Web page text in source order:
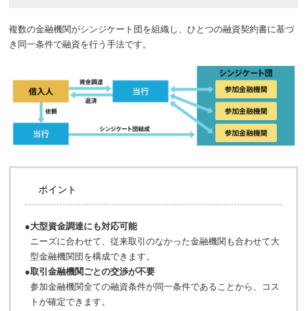
複数の金融機関がシンジケート団を組織し、ひとつの融資契約書に基づ
き同一条件で融資を行う手法です。
ポイント
●大型資金調達にも対応可能
ニーズに合わせて、従来取引のなかった金融機関も合わせて大
型金融機関団を構成できます。
●取引金融機関ごとの交渉が不要
参加金融機関全ての融資条件が同一条件であることから、コス
トが確定できます。